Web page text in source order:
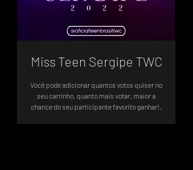
Miss Teen Sergipe TWC
Você pode adicionar quantos votos quiser no
seu carrinho, quanto mais votar, maior a
chance do seu participante favorito ganhar!.